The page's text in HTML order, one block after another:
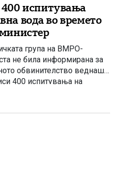
испитувања
вода во времето
група на ВМРО-
не била информирана за
обвинителство веднаш
400 испитувања на
кога Венко Филипче
власт не ги информирала